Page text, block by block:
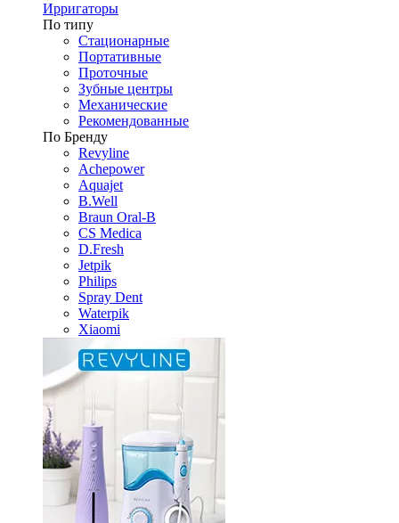
Ирригаторы
По типу
Стационарные
Портативные
Проточные
Зубные центры
Механические
Рекомендованные
По Бренду
Revyline
Achepower
Aquajet
B.Well
Braun Oral-B
CS Medica
D.Fresh
Jetpik
Philips
Spray Dent
Waterpik
Xiaomi